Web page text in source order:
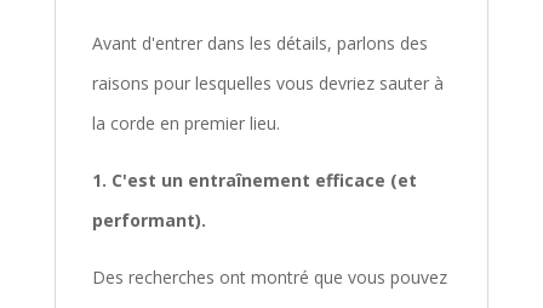
Avant d'entrer dans les détails, parlons des
raisons pour lesquelles vous devriez sauter à
la corde en premier lieu.
1. C'est un entraînement efficace (et
performant).
Des recherches ont montré que vous pouvez